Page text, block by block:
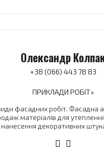
Олександр
+38 (066) 443 78 83
ПРИКЛАДИ РОБІТ»
фасадних робіт. Фасадна
матеріалів для
нанесення декоративних